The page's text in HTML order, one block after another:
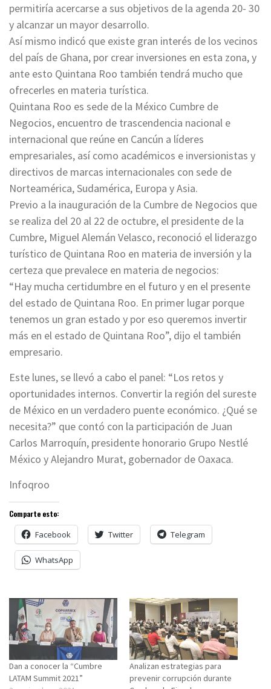
permitiría acercarse a sus objetivos de la agenda 20- 30
y alcanzar un mayor desarrollo.
Así mismo indicó que existe gran interés de los vecinos
del país de Ghana, por crear inversiones en esta zona, y
ante esto Quintana Roo también tendrá mucho que
ofrecerles en materia turística.
Quintana Roo es sede de la México Cumbre de
Negocios, encuentro de trascendencia nacional e
internacional que reúne en Cancún a líderes
empresariales, así como académicos e inversionistas y
directivos de marcas internacionales con sede de
Norteamérica, Sudamérica, Europa y Asia.
Previo a la inauguración de la Cumbre de Negocios que
se realiza del 20 al 22 de octubre, el presidente de la
Cumbre, Miguel Alemán Velasco, reconoció el liderazgo
turístico de Quintana Roo en materia de inversión y la
certeza que prevalece en materia de negocios:
“Hay mucha certidumbre en el futuro y en el presente
del estado de Quintana Roo. En primer lugar porque
tenemos un gran estado y por eso queremos invertir
más en el estado de Quintana Roo”, dijo el también
empresario.
Este lunes, se llevó a cabo el panel: “Los retos y
oportunidades internos. Convertir la región del sureste
de México en un verdadero puente económico. ¿Qué se
necesita?” que contó con la participación de Juan
Carlos Marroquín, presidente honorario Grupo Nestlé
México y Alejandro Murat, gobernador de Oaxaca.
Infoqroo
Comparte esto:
Facebook Twitter Telegram
WhatsApp
Dan a conocer la “Cumbre
LATAM Summit 2021”
Analizan estrategias para
prevenir corrupción durante